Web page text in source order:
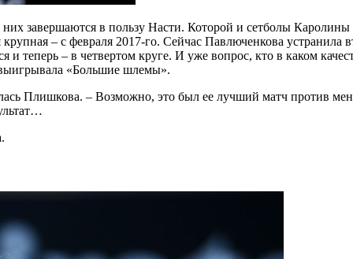
завершаются в пользу Насти. Которой и сетболы
– с февраля 2017-го. Сейчас Павлюченкова
и теперь – в четвертом круге. И уже вопрос, кто в каком
«Большие шлемы».
Плишкова. – Возможно, это был ее лучший матч против